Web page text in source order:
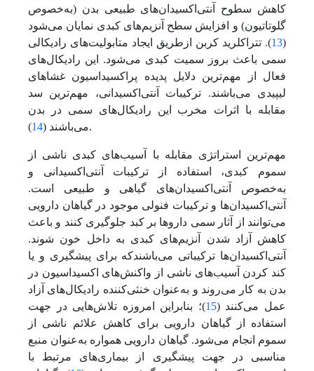
کاهش سطوح آنتی‌اکسیدان‌های طبیعی بدن (به‌خصوص
گلوتاتیون) و افزایش سطح آنزیم‌های کبدی نمایان‌ می‌شود
(
13).‌ تتراکلرید کربن از‌طریق ایجاد متابولیت‌های رادیکالی
سمی باعث بروز سمیت کبدی‌ می‌شود. این رادیکال‌های
فعال از مهم‌ترین دلایل پدیده پراکسیداسیون غشاهای
لیپیدی می‌باشند. ترکیبات آنتی‌اکسیدانی، مهم‌ترین سد
مقابله با اثرات مخرب این رادیکال‌های سمی در بدن
می‌باشند (14 ).
مهم‌ترین استراتژی مقابله با آسیب‌های کبدی ناشی از
سموم کبدی، استفاده از ترکیبات آنتی‌اکسیدانی و
به‌خصوص آنتی‌اکسیدان‌های گیاهی و طبیعی است.
آنتی‌اکسیدان‌‌ها و ترکیبات فنولی موجود در گیاهان دارویی‌
می‌توانند از آثار سمی داروها بر کبد جلوگیری کنند و باعث
کاهش آزاد شدن آنزیم‌های کبدی به داخل خون شوند.
آنتی‌اکسیدان‌‌ها ترکیباتی می‌باشندکه برای پیشگیری و یا
کند کردن آسیب‌های ناشی از واکنش‌های اکسیداسیون در
بدن به کار‌ می‌روند و به‌عنوان خنثی‌کننده رادیکال‌های آزاد
عمل می‌‌کنند (15)؛ بنابراین امروزه تلاش‌هایی در جهت
استفاده از گیاهان دارویی برای کاهش علائم ناشی از
سموم انجام‌ می‌شود. گیاهان دارویی همواره به‌عنوان منبع
مناسبی در جهت پیشگیری از بیماری‌های مرتبط با